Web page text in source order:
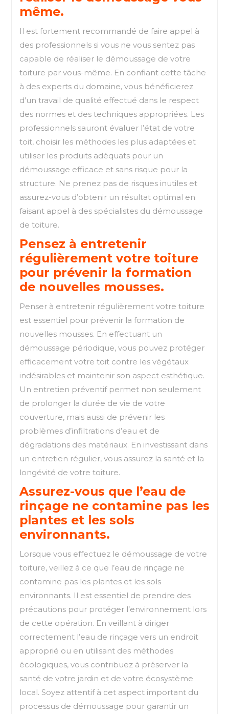
même.
Il est fortement recommandé de faire appel à
des professionnels si vous ne vous sentez pas
capable de réaliser le démoussage de votre
toiture par vous-même. En confiant cette tâche
à des experts du domaine, vous bénéficierez
d’un travail de qualité effectué dans le respect
des normes et des techniques appropriées. Les
professionnels sauront évaluer l’état de votre
toit, choisir les méthodes les plus adaptées et
utiliser les produits adéquats pour un
démoussage efficace et sans risque pour la
structure. Ne prenez pas de risques inutiles et
assurez-vous d’obtenir un résultat optimal en
faisant appel à des spécialistes du démoussage
de toiture.
Pensez à entretenir
régulièrement votre toiture
pour prévenir la formation
de nouvelles mousses.
Penser à entretenir régulièrement votre toiture
est essentiel pour prévenir la formation de
nouvelles mousses. En effectuant un
démoussage périodique, vous pouvez protéger
efficacement votre toit contre les végétaux
indésirables et maintenir son aspect esthétique.
Un entretien préventif permet non seulement
de prolonger la durée de vie de votre
couverture, mais aussi de prévenir les
problèmes d’infiltrations d’eau et de
dégradations des matériaux. En investissant dans
un entretien régulier, vous assurez la santé et la
longévité de votre toiture.
Assurez-vous que l’eau de
rinçage ne contamine pas les
plantes et les sols
environnants.
Lorsque vous effectuez le démoussage de votre
toiture, veillez à ce que l’eau de rinçage ne
contamine pas les plantes et les sols
environnants. Il est essentiel de prendre des
précautions pour protéger l’environnement lors
de cette opération. En veillant à diriger
correctement l’eau de rinçage vers un endroit
approprié ou en utilisant des méthodes
écologiques, vous contribuez à préserver la
santé de votre jardin et de votre écosystème
local. Soyez attentif à cet aspect important du
processus de démoussage pour garantir un